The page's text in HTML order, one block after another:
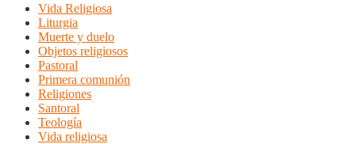
Vida Religiosa
Liturgia
Muerte y duelo
Objetos religiosos
Pastoral
Primera comunión
Religiones
Santoral
Teología
Vida religiosa